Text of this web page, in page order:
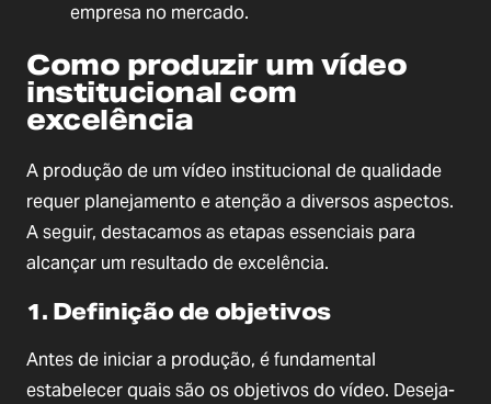
empresa no mercado.
Como produzir um vídeo
institucional com
excelência
A produção de um vídeo institucional de qualidade
requer planejamento e atenção a diversos aspectos.
A seguir, destacamos as etapas essenciais para
alcançar um resultado de excelência.
1. Definição de objetivos
Antes de iniciar a produção, é fundamental
estabelecer quais são os objetivos do vídeo. Deseja-